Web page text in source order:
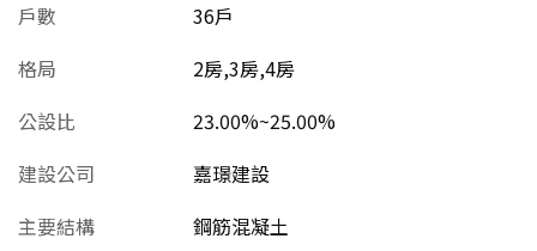
戶數
36戶
格局
2房,3房,4房
公設比
23.00%~25.00%
建設公司
嘉璟建設
主要結構
鋼筋混凝土